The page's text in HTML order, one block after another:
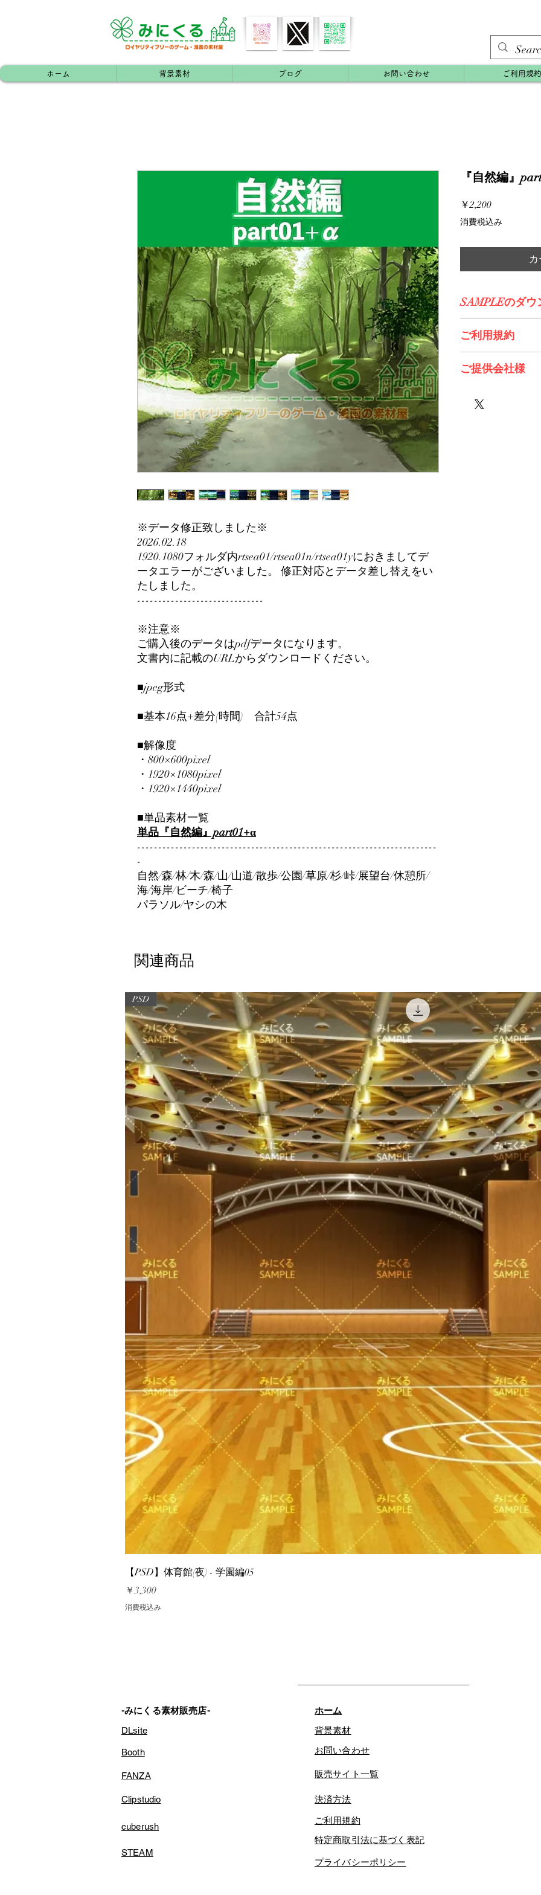
ホーム 背景素材 ブログ お問い合わせ ご利用規約
※データ修正致しました※
2026.02.18
1920.1080フォルダ内rtsea01/rtsea01n/rtsea01yにおきましてデ
ータエラーがございました。 修正対応とデータ差し替えをい
たしました。
------------------------------
※注意※
ご購入後のデータはpdfデータになります。
文書内に記載のURLからダウンロードください。
■jpeg形式
■基本16点+差分(時間) 合計54点
■解像度
・800×600pixel
・1920×1080pixel
・1920×1440pixel
■単品素材一覧
単品『自然編』part01+α
-----------------------------------------------------------------------
-
自然/森/林/木/森/山/山道/散歩/公園/草原/杉/峠/展望台/休憩所/
海/海岸/ビーチ/椅子
パラソル/ヤシの木
『自然編』
￥2,200価
格
消費税込み
SAMPLEのダウ
ご利用規約
ご提供会社様
Twinkle様
関連商品
PSD
【PSD】体育館(夜) - 学園編05
価格
￥3,300
消費税込み
-みにくる素材販売店-
DLsite
Booth
FANZA
Clipstudio
cuberush
ホーム
背景素材
お問い合わせ
販売サイト一覧
決済方法
ご利用規約
特定商取引法に基づく表記
STEAM
プライバシーポリシー